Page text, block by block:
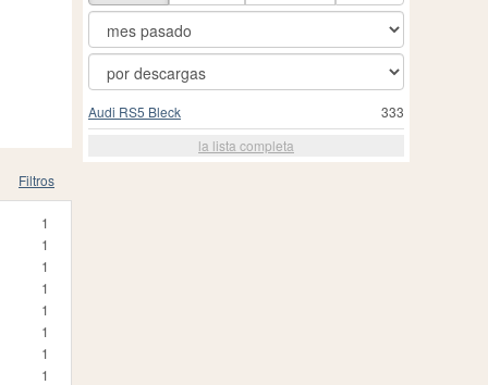
Filtros
1
1
1
1
1
1
1
1
333
Audi RS5 Bleck
la lista completa